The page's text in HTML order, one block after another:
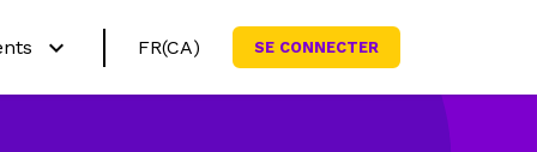
FR(CA) SE CONNECTER